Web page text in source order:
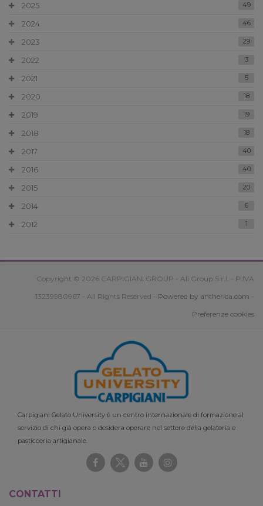
2025 49
2024 46
2023 29
2022 3
2021 5
2020 18
2019 19
2018 18
2017 40
2016 40
2015 20
2014 6
2012 1
Copyright © 2026 CARPIGIANI GROUP - Ali Group S.r.l. - P.IVA
13239980967 - All Rights Reserved - Powered by antherica.com -
Preferenze cookies
Carpigiani Gelato University è un centro internazionale di formazione al
servizio di chi già opera o desidera operare nel settore della gelateria e
pasticceria artigianale.
CONTATTI